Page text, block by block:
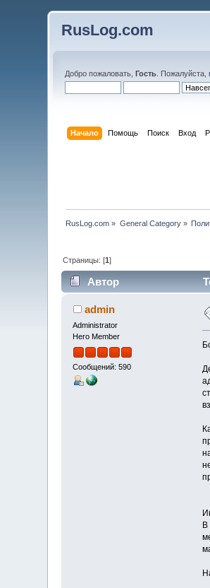
RusLog.com
Добро пожаловать,Гость . Пожалуйста,
Начало Помощь Поиск Вход
RusLog.com » General Category»
Страницы: [1]
Автор
admin
Administrator
Hero Member
Сообщений: 590
В